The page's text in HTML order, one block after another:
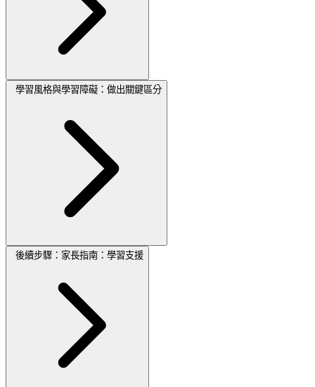
學習風格與學習障礙：做出關鍵區分
後續步驟：家長指南：學習支援